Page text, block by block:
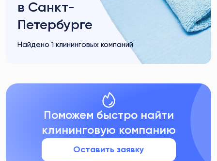
в Санкт-
Петербурге
Найдено 1 клининговых компаний
Поможем быстро найти
клининговую компанию
Оставить заявку
Чернышевская
Чкаловская